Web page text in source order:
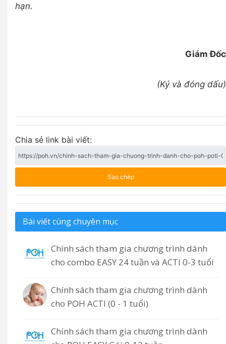
hạn.
Giám Đốc
(Ký và đóng dấu)
Chia sẻ link bài viết:
Sao chép
Bài viết cùng chuyên mục
Chính sách tham gia chương trình dành
cho combo EASY 24 tuần và ACTI 0-3 tuổi
Chính sách tham gia chương trình dành
cho POH ACTI (0 - 1 tuổi)
Chính sách tham gia chương trình dành